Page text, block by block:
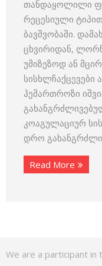
თანდაყოლილი
რეცესიული
ბავშვობაში.
ცხვირიდან,
უმიზეზოდ ან
სისხლჩაქცევები
ჰემართროზი
კოაგულაციურ
დრო
Read More
We are a participant in